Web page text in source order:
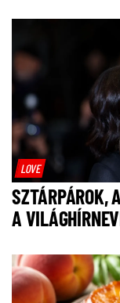
LOVE
SZTÁRPÁROK,
A